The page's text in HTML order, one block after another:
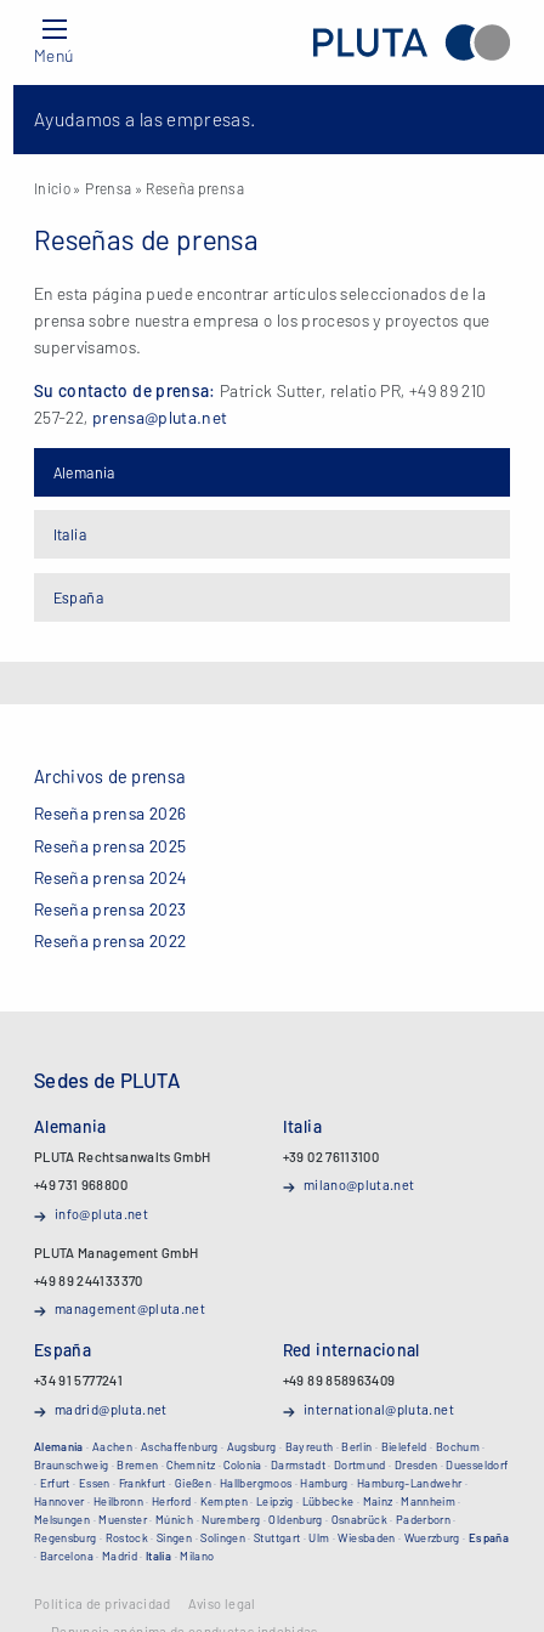
Menú
Ayudamos a las empresas.
Inicio » Prensa » Reseña prensa
Reseñas de prensa
En esta página puede encontrar artículos seleccionados de la
prensa sobre nuestra empresa o los procesos y proyectos que
supervisamos.
Su contacto de prensa: Patrick Sutter, relatio PR, +49 89 210
257-22, prensa@pluta.net
Alemania
Italia
España
Archivos de prensa
Reseña prensa 2026
Reseña prensa 2025
Reseña prensa 2024
Reseña prensa 2023
Reseña prensa 2022
Sedes de PLUTA
Alemania
PLUTA Rechtsanwalts GmbH
+49 731 968800
info@pluta.net
PLUTA Management GmbH
+49 89 244133370
management@pluta.net
Italia
+39 02 76113100
milano@pluta.net
España
+34 91 5777241
madrid@pluta.net
Red internacional
+49 89 858963409
international@pluta.net
Alemania · Aachen·Aschaffenburg · Augsburg · Bayreuth ·Berlin · Bielefeld · Bochum·
Braunschweig ·Bremen ·Chemnitz ·Colonia · Darmstadt·Dortmund · Dresden ·Duesseldorf
· Erfurt · Essen · Frankfurt · Gießen·Hallbergmoos ·Hamburg · Hamburg-Landwehr·
Hannover· Heilbronn·Herford · Kempten·Leipzig · Lübbecke · Mainz ·Mannheim·
Melsungen ·Muenster·Múnich ·Nuremberg ·Oldenburg · Osnabrück · Paderborn·
Regensburg · Rostock ·Singen ·Solingen·Stuttgart ·Ulm ·Wiesbaden · Wuerzburg · España
· Barcelona· Madrid·Italia ·Milano
Política de privacidad
Aviso legal